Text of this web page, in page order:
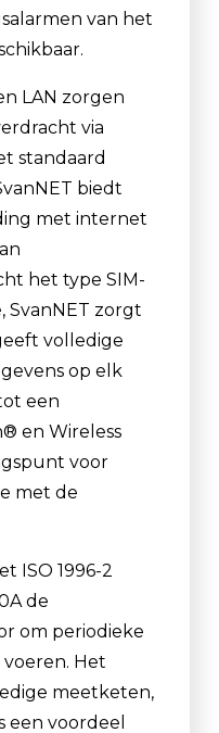
van het
LAN zorgen
via
standaard
biedt
met internet
het type SIM-
SvanNET zorgt
volledige
op elk
een
en Wireless
voor
met de
ISO 1996-2
de
om periodieke
Het
meetketen,
een voordeel